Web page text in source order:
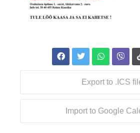
Export to .ICS
Import to Google